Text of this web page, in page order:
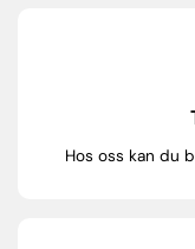
Hos oss kan du